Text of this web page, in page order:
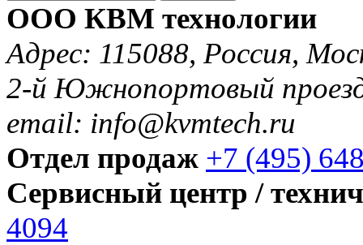
ООО КВМ технологии
Адрес: 115088, Россия,
2-й Южнопортовый
email: info@kvmtech.ru
Отдел продаж +7 (495)
Сервисный центр /
4094